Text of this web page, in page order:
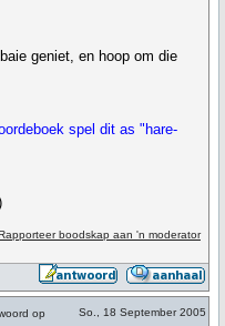
geniet, en hoop om die
spel dit as "hare-
boodskap aan 'n moderator
op
So., 18 September 2005